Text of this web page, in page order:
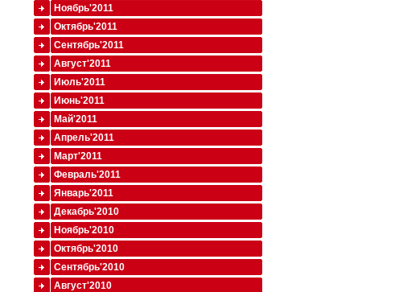
Ноябрь'2011
Октябрь'2011
Сентябрь'2011
Август'2011
Июль'2011
Июнь'2011
Май'2011
Апрель'2011
Март'2011
Февраль'2011
Январь'2011
Декабрь'2010
Ноябрь'2010
Октябрь'2010
Сентябрь'2010
Август'2010